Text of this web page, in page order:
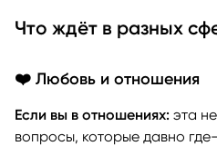
Что ждёт в разных
❤️ Любовь и отношения
Если вы в отношениях: эта
вопросы, которые давно